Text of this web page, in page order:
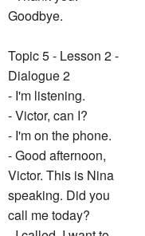
Goodbye.
Topic 5 - Lesson 2 -
Dialogue 2
- I'm listening.
- Victor, can I?
- I'm on the phone.
- Good afternoon,
Victor. This is Nina
speaking. Did you
call me today?